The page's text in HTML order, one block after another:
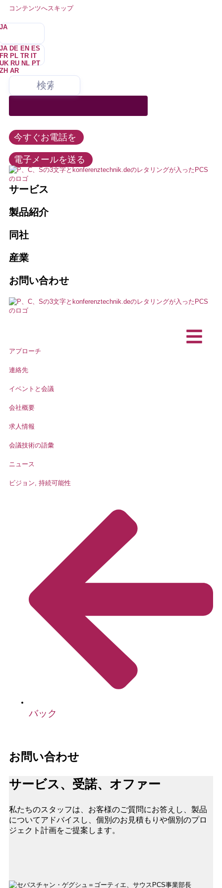
コンテンツへスキップ
JA
JA DE EN ES
FR PL TR IT
UKRUNLPT
ZH AR
今すぐお電話を
電子メールを送る
サービス
弊社は、会議およびメディア技術のあらゆる分野にサービスを提供
しており、同時通訳技術および多言語イベントのマーケットリーダ
ーの1つです。
イベントと会議
レッティング
通訳
メンテナンスとサービス
バリアフリー・コミュニケーション
製品紹介
すべての会議テクノロジー製品をレンタル、購入、リース。弊社は
すべての有名メーカーの販売パートナーです。
会議室バンドル
LEDウォール、LEDテクノロジー
オーディオ・ビデオ技術
旅客案内システム
インカムステーション／デスクトッ
同社
私たちは常に、可能な限り最善の方法でお客様のニーズを満たす
よう努めています。私たちの公正で協力的なアプローチは、お客
求人情報
教育
ビジョン, 持続可能性
産業
あなたは誰ですか？
し、業界の需要、時流、発展に精通しています。
教育と大学
ホテル、見本市、会議センター
通訳
代理店
IT企業
お問い合わせ
私たちは噛みついたりしない。–を困らせることもない。たまにね。め
ったにない。ほとんどない。
+49 211 737798-13
info@konferenztechnik.de
すべてのコンタクトオプション
この記事では、このような選手たちの活躍を紹介します。このような場
合、このような試合では、このような試合では、このような試合が行われ
ることはありません。
アプローチ
連絡先
イベントと会議
会社概要
求人情報
会議技術の語彙
ニュース
ビジョン, 持続可能性
バック
お問い合わせ
サービス、受諾、オファー
私たちのスタッフは、お客様のご質問にお答えし、製品
についてアドバイスし、個別のお見積もりや個別のプロ
ジェクト計画をご提案します。